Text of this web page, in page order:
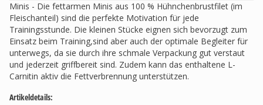
Minis - Die fettarmen Minis aus 100 % Hühnchenbrustfilet (im
Fleischanteil) sind die perfekte Motivation für jede
Trainingsstunde. Die kleinen Stücke eignen sich bevorzugt zum
Einsatz beim Training,sind aber auch der optimale Begleiter für
unterwegs, da sie durch ihre schmale Verpackung gut verstaut
und jederzeit griffbereit sind. Zudem kann das enthaltene L-
Carnitin aktiv die Fettverbrennung unterstützen.
Artikeldetails: